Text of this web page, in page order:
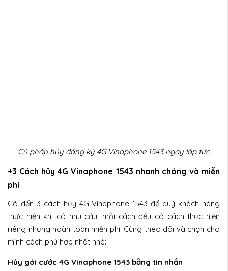
Cú pháp hủy đăng ký 4G Vinaphone 1543 ngay lập tức
+3 Cách hủy 4G Vinaphone 1543 nhanh chóng và miễn
phí
Có đến 3 cách hủy 4G Vinaphone 1543 để quý khách hàng
thực hiện khi có nhu cầu, mỗi cách đều có cách thực hiện
riêng nhưng hoàn toàn miễn phí. Cùng theo dõi và chọn cho
mình cách phù hợp nhất nhé:
Hủy gói cước 4G Vinaphone 1543 bằng tin nhắn